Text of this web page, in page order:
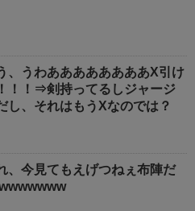
、うわああああああああX引け
！！⇒剣持ってるしジャージ
し、それはもうXなのでは？
、今見てもえげつねぇ布陣だ